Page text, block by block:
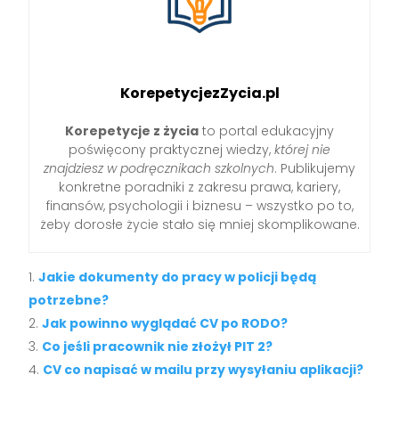
KorepetycjezZycia.pl
Korepetycje z życia to portal edukacyjny
poświęcony praktycznej wiedzy, której nie
znajdziesz w podręcznikach szkolnych. Publikujemy
konkretne poradniki z zakresu prawa, kariery,
finansów, psychologii i biznesu – wszystko po to,
żeby dorosłe życie stało się mniej skomplikowane.
Jakie dokumenty do pracy w policji będą
potrzebne?
Jak powinno wyglądać CV po RODO?
Co jeśli pracownik nie złożył PIT 2?
CV co napisać w mailu przy wysyłaniu aplikacji?